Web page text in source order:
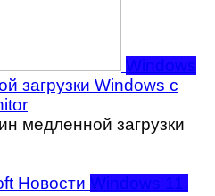
Windows
загрузки Windows с
медленной загрузки
Windows 11.